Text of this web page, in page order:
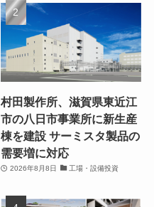
村田製作所、滋賀県東近江
市の八日市事業所に新生産
棟を建設 サーミスタ製品の
需要増に対応
2026年8月8日 工場・設備投資